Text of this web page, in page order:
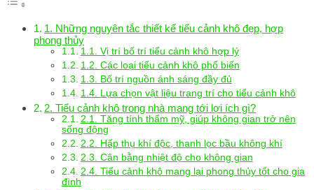
1. Những nguyên tắc thiết kế tiểu cảnh khô đẹp, hợp
phong thủy
1.1. Vị trí bố trí tiểu cảnh khô hợp lý
1.2. Các loại tiểu cảnh khô phổ biến
1.3. Bố trí nguồn ánh sáng đầy đủ
1.4. Lựa chọn vật liệu trang trí cho tiểu cảnh khô
2. Tiểu cảnh khô trong nhà mang tới lợi ích gì?
2.1. Tăng tính thẩm mỹ, giúp không gian trở nên
sống động
2.2. Hấp thụ khí độc, thanh lọc bầu không khí
2.3. Cân bằng nhiệt độ cho không gian
2.4. Tiểu cảnh khô mang lại phong thủy tốt cho gia
đình